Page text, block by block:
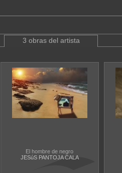
3 obras del artista
El hombre de negro
JESúS PANTOJA CALA